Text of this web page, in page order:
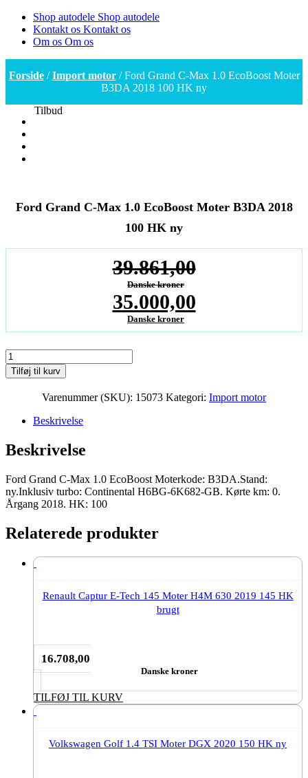
Shop autodele Shop autodele
Kontakt os Kontakt os
Om os Om os
Forside/Import motor/ Ford Grand C-Max 1.0 EcoBoost Moter
B3DA 2018 100 HK ny
Tilbud
Ford Grand C-Max 1.0 EcoBoost Moter B3DA 2018
100 HK ny
39.861,00
Danske kroner
Den
oprindelige
pris
var:
39.861,00Danske
35.000,00
Danske kroner
Den
er:
Ford
Grand
C-
EcoBoost
B3DA
2018
HK
ny
antal
Tilføj til kurv
Varenummer (SKU): 15073 Kategori: Import motor
Beskrivelse
Beskrivelse
Ford Grand C-Max 1.0 EcoBoost Moterkode: B3DA.Stand:
ny.Inklusiv turbo: Continental H6BG-6K682-GB. Kørte km: 0.
Årgang 2018. HK: 100
Relaterede produkter
Renault Captur E-Tech 145 Moter H4M 630 2019 145 HK
brugt
16.708,00
Danske kroner
TILFØJ TIL KURV
Volkswagen Golf 1.4 TSI Moter DGX 2020 150 HK ny